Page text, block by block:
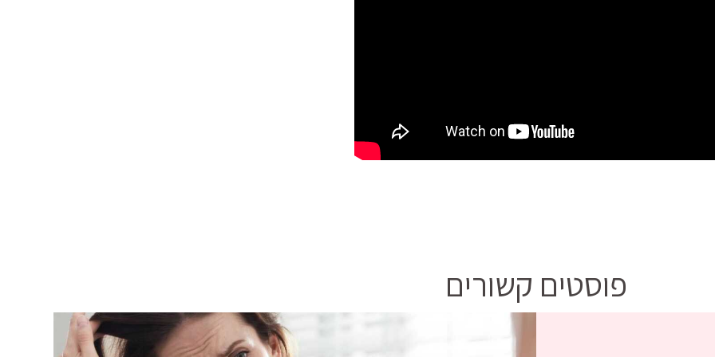
פוסטים קשורים